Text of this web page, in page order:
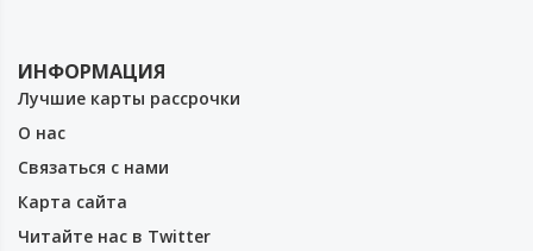
ИНФОРМАЦИЯ
Лучшие карты рассрочки
О нас
Связаться с нами
Карта сайта
Читайте нас в Twitter